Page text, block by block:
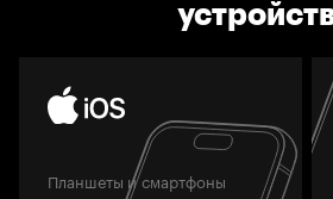
Планшеты и смартфоны